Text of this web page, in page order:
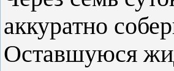
аккуратно
Оставшуюся